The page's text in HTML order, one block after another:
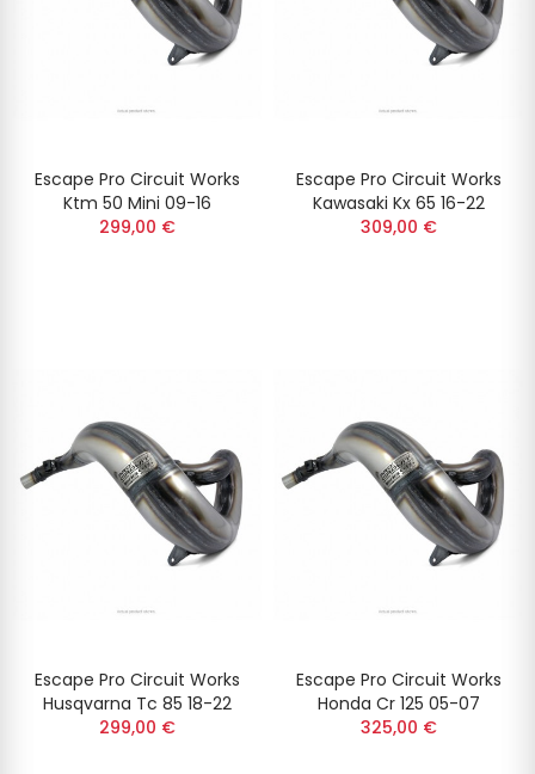
Escape Pro Circuit Works
Ktm 50 Mini 09-16
299,00 €
Escape Pro Circuit Works
Kawasaki Kx 65 16-22
309,00 €
Escape Pro Circuit Works
Husqvarna Tc 85 18-22
299,00 €
Escape Pro Circuit Works
Honda Cr 125 05-07
325,00 €